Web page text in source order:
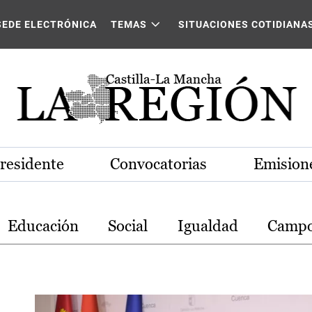
La Mancha
ELECTRÓNICA TEMAS SITUACIONES
Convocatorias
Educación Social Igualdad